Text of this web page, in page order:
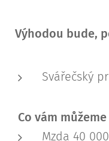
Výhodou bude,
Svářečský
Co vám
Mzda 40